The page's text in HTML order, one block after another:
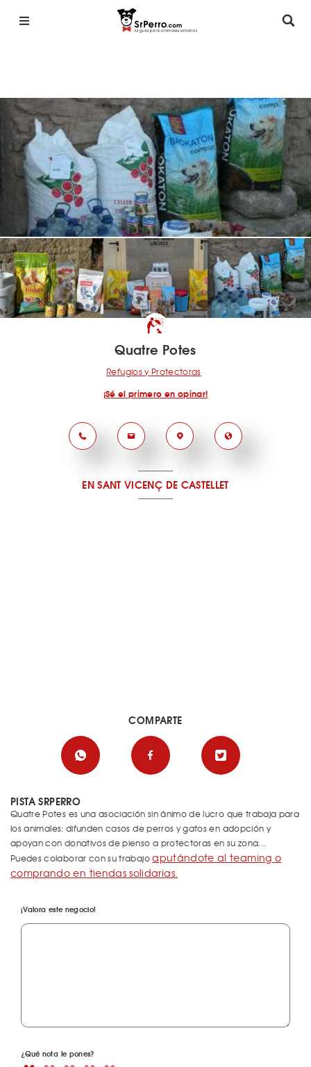
Quatre Potes
Refugios y Protectoras
¡Sé el primero en opinar!
EN SANT VICENÇ DE CASTELLET
PISTA SRPERRO
Quatre Potes es una asociación sin ánimo de lucro que trabaja para
los animales: difunden casos de perros y gatos en adopción y
apoyan con donativos de pienso a protectoras en su zona...
Puedes colaborar con su trabajoaputándote al teaming o
comprando en tiendas solidarias.
¡Valora este negocio!
¿Qué nota le pones?
COMPARTE